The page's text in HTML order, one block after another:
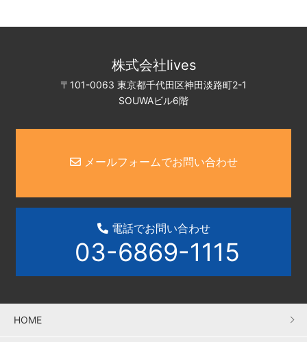
株式会社lives
〒101-0063 東京都千代田区神田淡路町2-1
SOUWAビル6階
メールフォームでお問い合わせ
電話でお問い合わせ
03-6869-1115
HOME